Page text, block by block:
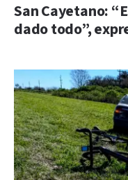
San Cayetano:
dado todo”,